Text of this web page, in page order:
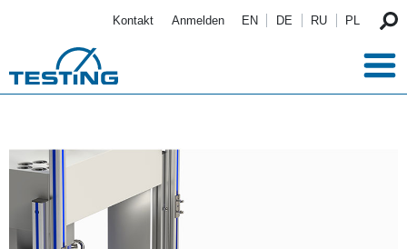
Kontakt Anmelden EN DE RU PL